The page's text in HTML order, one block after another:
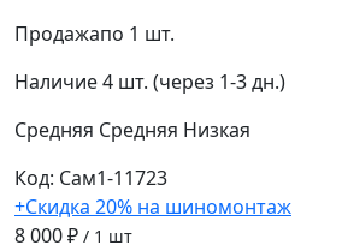
Продажапо 1 шт.
Наличие4 шт. (через 1-3 дн.)
Средняя Средняя Низкая
Код: Сам1-11723
+Скидка 20% на шиномонтаж
8 000 ₽ / 1 шт